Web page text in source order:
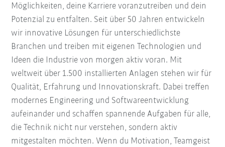
Möglichkeiten, deine Karriere voranzutreiben und dein
Potenzial zu entfalten. Seit über 50 Jahren entwickeln
wir innovative Lösungen für unterschiedlichste
Branchen und treiben mit eigenen Technologien und
Ideen die Industrie von morgen aktiv voran. Mit
weltweit über 1.500 installierten Anlagen stehen wir für
Qualität, Erfahrung und Innovationskraft. Dabei treffen
modernes Engineering und Softwareentwicklung
aufeinander und schaffen spannende Aufgaben für alle,
die Technik nicht nur verstehen, sondern aktiv
mitgestalten möchten. Wenn du Motivation, Teamgeist